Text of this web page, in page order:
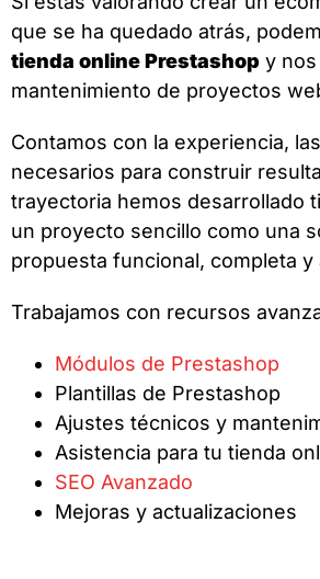
que se ha quedado atrás,
tienda online Prestashop y
mantenimiento de proyectos
Contamos con la experiencia,
necesarios para construir
trayectoria hemos desarrollado
un proyecto sencillo como una
propuesta funcional, completa
Trabajamos con recursos
Módulos de Prestashop
Plantillas de Prestashop
Ajustes técnicos y
Asistencia para tu tienda
SEO Avanzado
Mejoras y actualizaciones